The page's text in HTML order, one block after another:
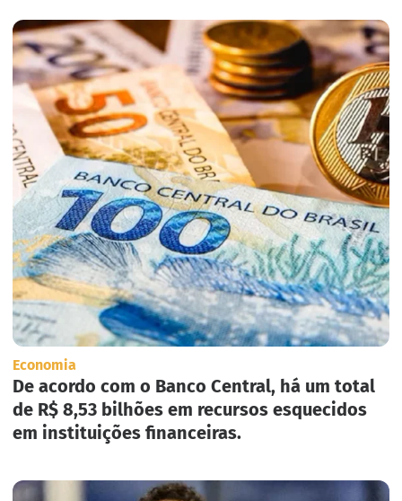
Economia
De acordo com o Banco Central, há um total
de R$ 8,53 bilhões em recursos esquecidos
em instituições financeiras.